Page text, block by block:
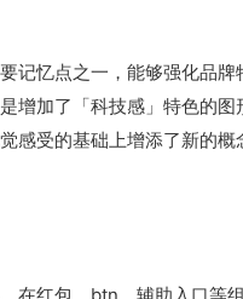
记忆点之一，能够强化品
增加了「科技感」特色的
感受的基础上增添了新的概